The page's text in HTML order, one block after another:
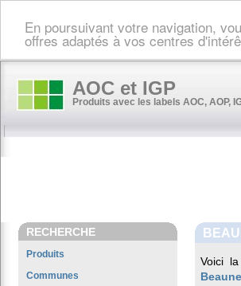
En poursuivant votre navigation,
offres adaptés à vos centres
AOC et IGP
Produits avec les labels AOC, AOP,
RECHERCHE
Produits
Communes
Voici